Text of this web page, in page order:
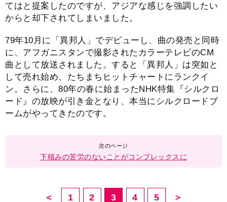
てはと提案したのですが、アジアな感じを強調したい
からと却下されてしまいました。
79年10月に「異邦人」でデビューし、曲の発売と同時
に、アフガニスタンで撮影されたカラーテレビのCM
曲として放送されました。すると「異邦人」は突如と
して売れ始め、たちまちヒットチャートにランクイ
ン。さらに、80年の春に始まったNHK特集『シルクロ
ード』の放映が引き金となり、本当にシルクロードブ
ームがやってきたのです。
下積みの苦労のないことがコンプレックスに
＜ 1 2 3 4 5 ＞